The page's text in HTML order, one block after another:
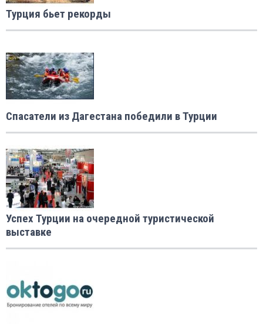
Турция бьет рекорды
Спасатели из Дагестана победили в Турции
Успех Турции на очередной туристической
выставке